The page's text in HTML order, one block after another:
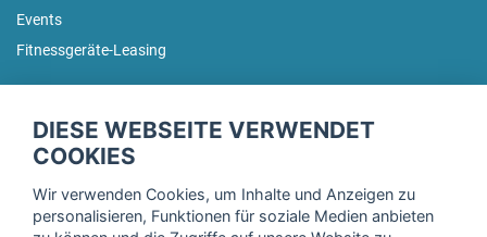
Events
Fitnessgeräte-Leasing
Trage dich hier für unseren Newsletter ein und erhalte regelmäßig
DIESE WEBSEITE VERWENDET
COOKIES
Wir verwenden Cookies, um Inhalte und Anzeigen zu
personalisieren, Funktionen für soziale Medien anbieten